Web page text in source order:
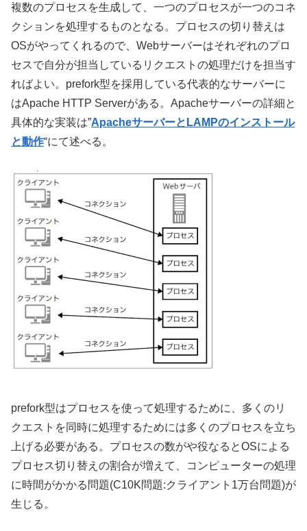
複数のプロセスを生成して、一つのプロセスが一つのコネ
クションを処理するものとなる。プロセスの切り替えは
OSがやってくれるので、Webサーバーはそれぞれのプロ
セスで自分が担当しているリクエストの処理だけを担当す
ればよい。prefork型を採用している代表的なサーバーに
はApache HTTP Serverがある。Apacheサーバーの詳細と
具体的な実装は”ApacheサーバーとLAMPのインストール
と動作“にて述べる。
prefork型はプロセスを使って処理するために、多くのリ
クエストを同時に処理するためには多くのプロセスを立ち
上げる必要がある。プロセスの数がや役なるとOSによる
プロセス切り替えの割合が増えて、コンピューターの処理
に時間がかかる問題(C10K問題:クライアント1万台問題)が
生じる。